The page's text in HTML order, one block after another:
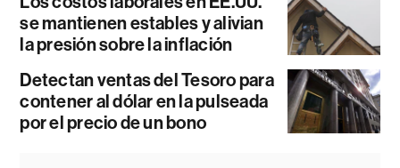
se mantienen estables y alivian
la presión sobre la inflación
Detectan ventas del Tesoro para
contener al dólar en la pulseada
por el precio de un bono